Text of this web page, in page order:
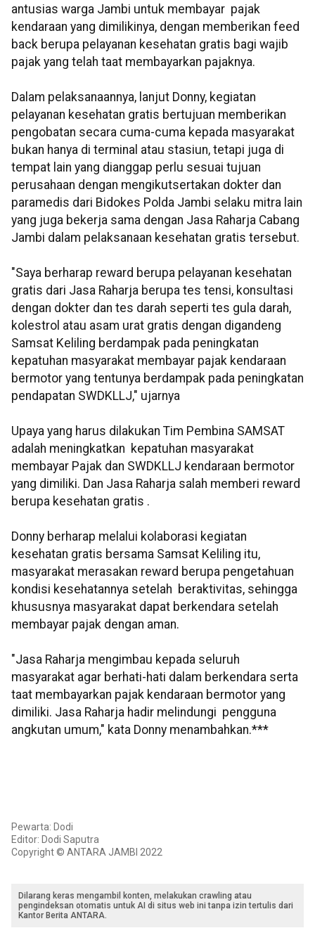
antusias warga Jambi untuk membayar pajak
kendaraan yang dimilikinya, dengan memberikan feed
back berupa pelayanan kesehatan gratis bagi wajib
pajak yang telah taat membayarkan pajaknya.
Dalam pelaksanaannya, lanjut Donny, kegiatan
pelayanan kesehatan gratis bertujuan memberikan
pengobatan secara cuma-cuma kepada masyarakat
bukan hanya di terminal atau stasiun, tetapi juga di
tempat lain yang dianggap perlu sesuai tujuan
perusahaan dengan mengikutsertakan dokter dan
paramedis dari Bidokes Polda Jambi selaku mitra lain
yang juga bekerja sama dengan Jasa Raharja Cabang
Jambi dalam pelaksanaan kesehatan gratis tersebut.
"Saya berharap reward berupa pelayanan kesehatan
gratis dari Jasa Raharja berupa tes tensi, konsultasi
dengan dokter dan tes darah seperti tes gula darah,
kolestrol atau asam urat gratis dengan digandeng
Samsat Keliling berdampak pada peningkatan
kepatuhan masyarakat membayar pajak kendaraan
bermotor yang tentunya berdampak pada peningkatan
pendapatan SWDKLLJ," ujarnya
Upaya yang harus dilakukan Tim Pembina SAMSAT
adalah meningkatkan kepatuhan masyarakat
membayar Pajak dan SWDKLLJ kendaraan bermotor
yang dimiliki. Dan Jasa Raharja salah memberi reward
berupa kesehatan gratis .
Donny berharap melalui kolaborasi kegiatan
kesehatan gratis bersama Samsat Keliling itu,
masyarakat merasakan reward berupa pengetahuan
kondisi kesehatannya setelah beraktivitas, sehingga
khususnya masyarakat dapat berkendara setelah
membayar pajak dengan aman.
"Jasa Raharja mengimbau kepada seluruh
masyarakat agar berhati-hati dalam berkendara serta
taat membayarkan pajak kendaraan bermotor yang
dimiliki. Jasa Raharja hadir melindungi pengguna
angkutan umum," kata Donny menambahkan.***
Pewarta: Dodi
Editor: Dodi Saputra
Copyright © ANTARA JAMBI 2022
Dilarang keras mengambil konten, melakukan crawling atau
pengindeksan otomatis untuk AI di situs web ini tanpa izin tertulis dari
Kantor Berita ANTARA.